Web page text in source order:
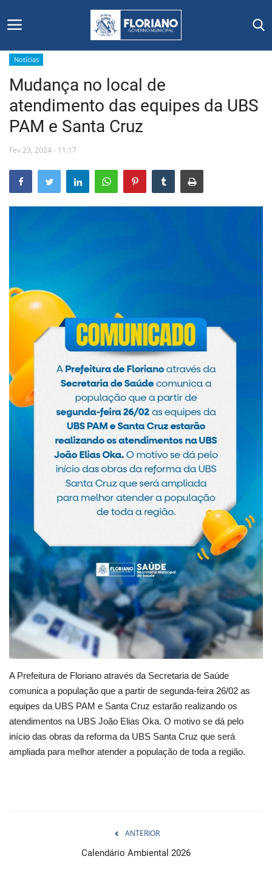
Início
Editais
Floriano
Secretarias e Órgãos
Mural de Licitações
Webmail
Contato
Notícias
Mudança no local de
atendimento das equipes da UBS
PAM e Santa Cruz
Fev 23, 2024 - 11:17
A Prefeitura de Floriano através da Secretaria de Saúde
comunica a população que a partir de segunda-feira 26/02 as
equipes da UBS PAM e Santa Cruz estarão realizando os
atendimentos na UBS João Elias Oka. O motivo se dá pelo
início das obras da reforma da UBS Santa Cruz que será
ampliada para melhor atender a população de toda a região.
ANTERIOR
Calendário Ambiental 2026